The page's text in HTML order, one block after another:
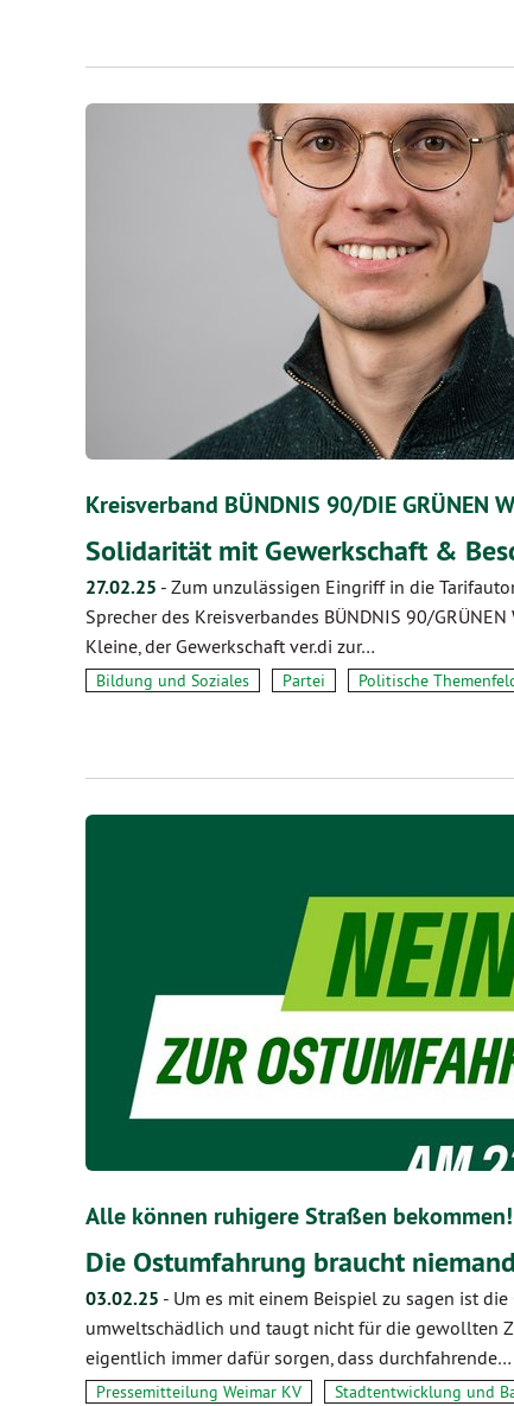
Kreisverband BÜNDNIS 90/DIE GRÜNEN
Solidarität mit Gewerkschaft &
27.02.25 - Zum unzulässigen Eingriff in die
Sprecher des Kreisverbandes BÜNDNIS 90/
Kleine, der Gewerkschaft ver.di zur…
Bildung und Soziales Partei Politische
Alle können ruhigere Straßen bekommen!
Die Ostumfahrung braucht
03.02.25 - Um es mit einem Beispiel zu sagen ist
umweltschädlich und taugt nicht für die gewollten
eigentlich immer dafür sorgen, dass durchfahrende…
Pressemitteilung Weimar KV Stadtentwicklung und